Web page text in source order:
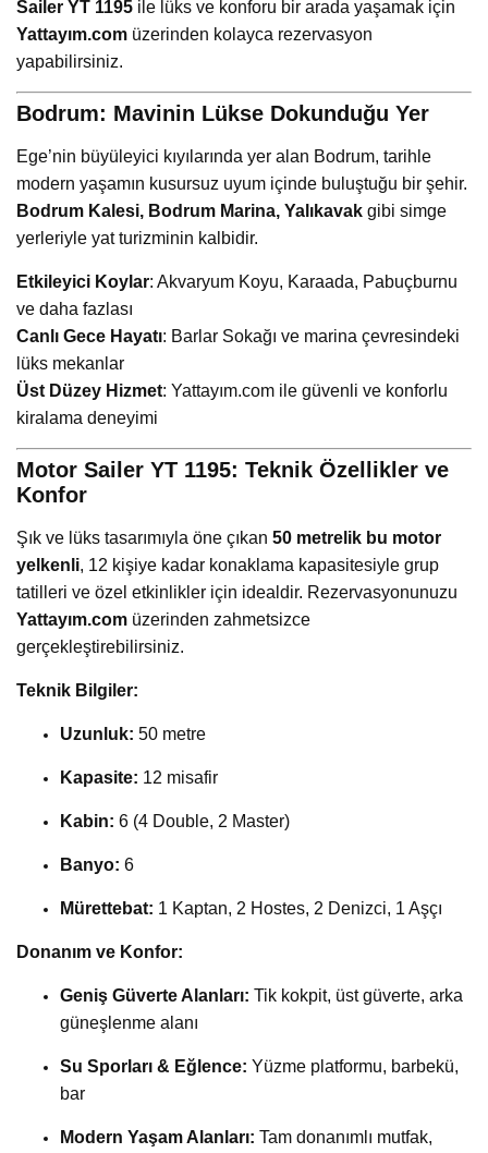
Sailer YT 1195 ile lüks ve konforu bir arada yaşamak için
Yattayım.com üzerinden kolayca rezervasyon
yapabilirsiniz.
Bodrum: Mavinin Lükse Dokunduğu Yer
Ege’nin büyüleyici kıyılarında yer alan Bodrum, tarihle
modern yaşamın kusursuz uyum içinde buluştuğu bir şehir.
Bodrum Kalesi, Bodrum Marina, Yalıkavak gibi simge
yerleriyle yat turizminin kalbidir.
Etkileyici Koylar: Akvaryum Koyu, Karaada, Pabuçburnu
ve daha fazlası
Canlı Gece Hayatı: Barlar Sokağı ve marina çevresindeki
lüks mekanlar
Üst Düzey Hizmet: Yattayım.com ile güvenli ve konforlu
kiralama deneyimi
Motor Sailer YT 1195: Teknik Özellikler ve
Konfor
Şık ve lüks tasarımıyla öne çıkan 50 metrelik bu motor
yelkenli, 12 kişiye kadar konaklama kapasitesiyle grup
tatilleri ve özel etkinlikler için idealdir. Rezervasyonunuzu
Yattayım.com üzerinden zahmetsizce
gerçekleştirebilirsiniz.
Teknik Bilgiler:
Uzunluk: 50 metre
Kapasite: 12 misafir
Kabin: 6 (4 Double, 2 Master)
Banyo: 6
Mürettebat: 1 Kaptan, 2 Hostes, 2 Denizci, 1 Aşçı
Donanım ve Konfor:
Geniş Güverte Alanları: Tik kokpit, üst güverte, arka
güneşlenme alanı
Su Sporları & Eğlence: Yüzme platformu, barbekü,
bar
Modern Yaşam Alanları: Tam donanımlı mutfak,